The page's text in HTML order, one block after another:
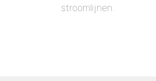
stroomlijnen.